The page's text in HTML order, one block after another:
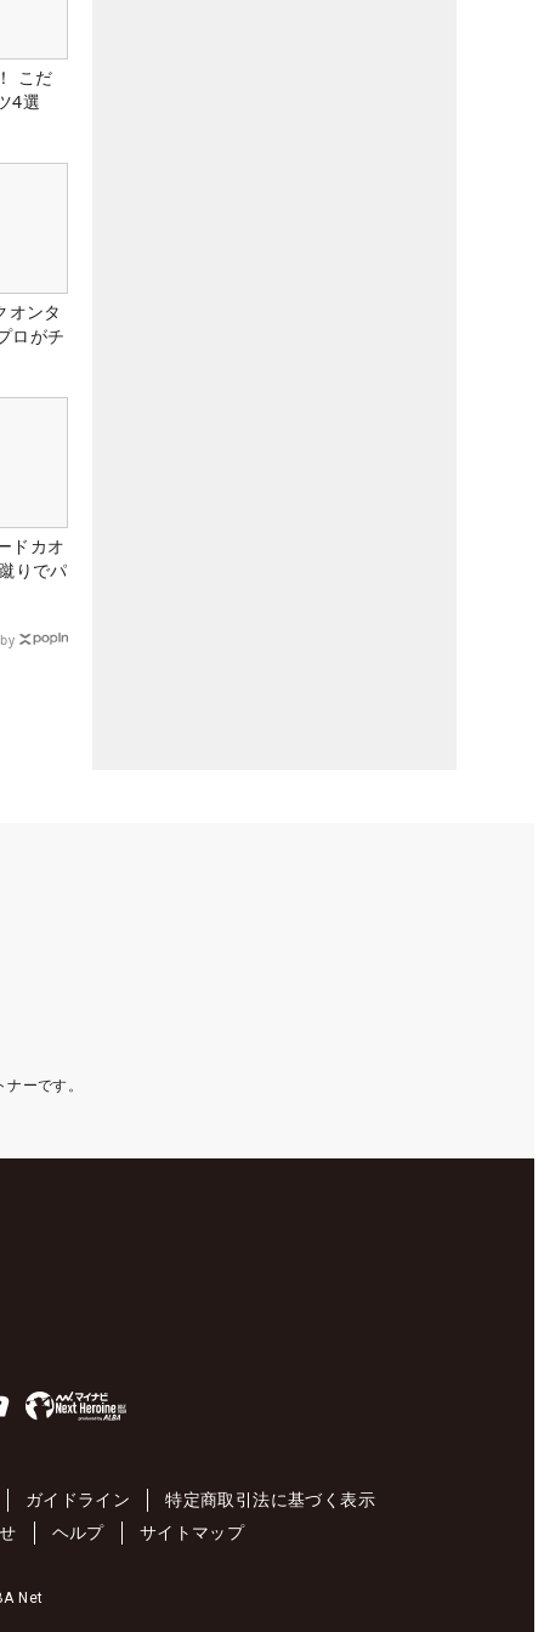
こだ
4選
オンタ
ロがチ
ドカオ
りでパ
ーです。
ガイドライン
特定商取引法に基づく表示
ヘルプ サイトマップ
Net